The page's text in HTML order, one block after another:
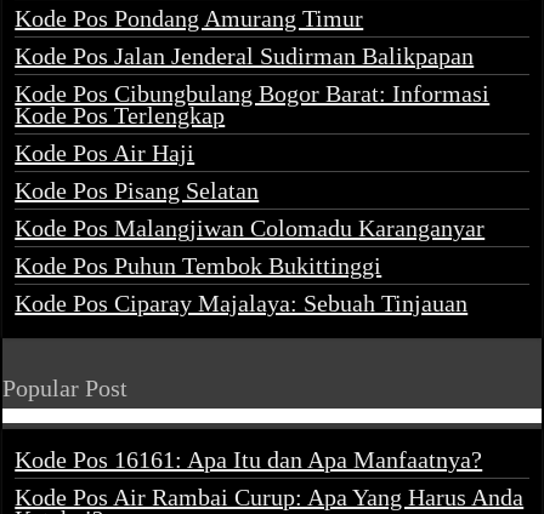
Kode Pos Pondang Amurang Timur
Kode Pos Jalan Jenderal Sudirman Balikpapan
Kode Pos Cibungbulang Bogor Barat: Informasi
Kode Pos Terlengkap
Kode Pos Air Haji
Kode Pos Pisang Selatan
Kode Pos Malangjiwan Colomadu Karanganyar
Kode Pos Puhun Tembok Bukittinggi
Kode Pos Ciparay Majalaya: Sebuah Tinjauan
Popular Post
Kode Pos 16161: Apa Itu dan Apa Manfaatnya?
Kode Pos Air Rambai Curup: Apa Yang Harus Anda